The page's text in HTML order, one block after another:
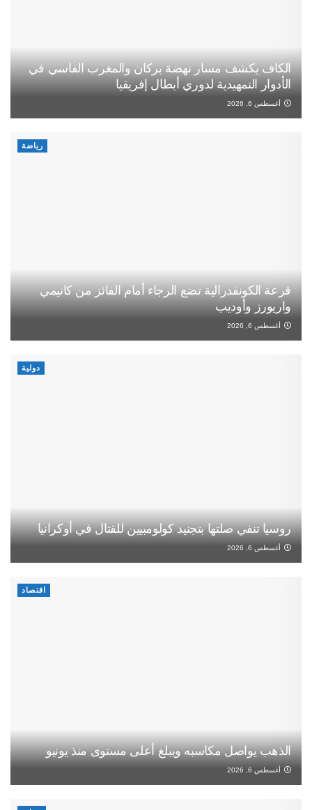
الكاف يكشف مسار نهضة بركان والمغرب الفاسي في
الأدوار التمهيدية لدوري أبطال إفريقيا
أغسطس 6, 2026
رياضة
قرعة الكونفدرالية تضع الرجاء أمام الفائز من كانيمي
واريورز وأوديب
أغسطس 6, 2026
دولية
روسيا تنفي صلتها بتجنيد كولومبيين للقتال في أوكرانيا
أغسطس 6, 2026
اقتصاد
الذهب يواصل مكاسبه ويبلغ أعلى مستوى منذ يونيو
أغسطس 6, 2026